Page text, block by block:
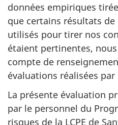
données empiriques
que certains résultats
utilisés pour tirer nos
étaient pertinentes,
compte de
évaluations réalisées
La présente évaluation
par le personnel du
risques de la LCPE de